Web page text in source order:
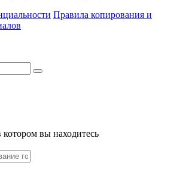
Правила копирования и
вы находитесь